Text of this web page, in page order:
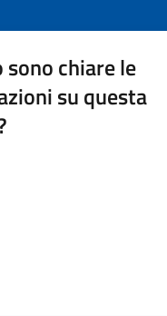
sono chiare le
su questa